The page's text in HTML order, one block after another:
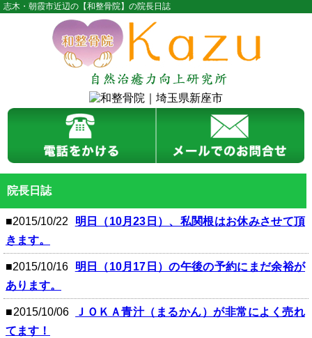
志木・朝霞市近辺の【和整骨院】の院長日誌
院長日誌
■2015/10/22
明日（10月23日）、私関根はお休みさせて頂
きます。
■2015/10/16
明日（10月17日）の午後の予約にまだ余裕が
あります。
■2015/10/06
ＪＯＫＡ青汁（まるかん）が非常によく売れ
てます！